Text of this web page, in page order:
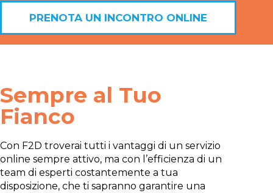
PRENOTA UN INCONTRO ONLINE
Sempre al Tuo
Fianco
Con F2D troverai tutti i vantaggi di un servizio
online sempre attivo, ma con l’efficienza di un
team di esperti costantemente a tua
disposizione, che ti sapranno garantire una